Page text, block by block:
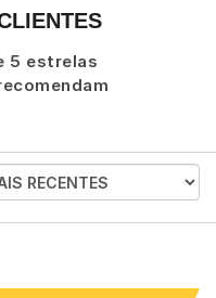
5 estrelas